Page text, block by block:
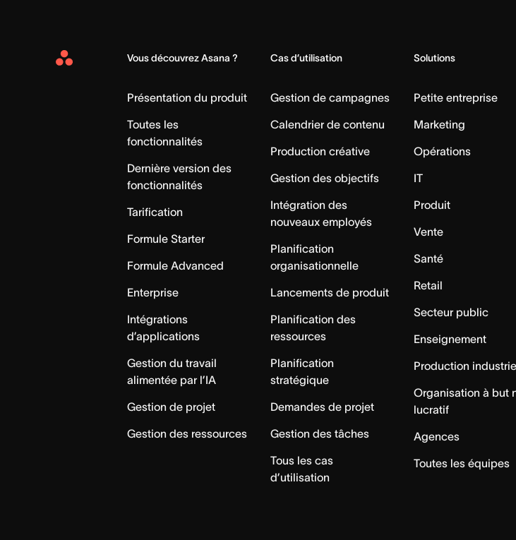
Asana
Vous découvrez Asana ?
Présentation du produit
Toutes les
fonctionnalités
Dernière version des
fonctionnalités
Tarification
Formule Starter
Formule Advanced
Enterprise
Intégrations
d’applications
Gestion du travail
alimentée par l’IA
Gestion de projet
Gestion des ressources
Cas d’utilisation
Gestion de campagnes
Calendrier de contenu
Production créative
Gestion des objectifs
Intégration des
nouveaux employés
Planification
organisationnelle
Lancements de produit
Planification des
ressources
Planification
stratégique
Demandes de projet
Gestion des tâches
Tous les cas
d’utilisation
Solutions
Petite entreprise
Marketing
Opérations
IT
Produit
Vente
Santé
Retail
Secteur public
Enseignement
Production
Organisation à but
lucratif
Agences
Toutes les équipes